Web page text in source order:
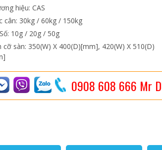
hiệu: CAS
cân: 30kg / 60kg / 150kg
10g / 20g / 50g
cỡ sàn: 350(W) X 400(D)[mm], 420(W) X 510(D)
0908 608 666 Mr